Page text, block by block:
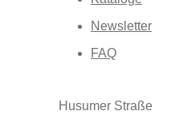
Newsletter
FAQ
Husumer Straße